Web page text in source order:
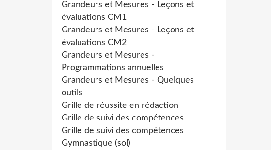
Grandeurs et Mesures - Leçons et
évaluations CM1
Grandeurs et Mesures - Leçons et
évaluations CM2
Grandeurs et Mesures -
Programmations annuelles
Grandeurs et Mesures - Quelques
outils
Grille de réussite en rédaction
Grille de suivi des compétences
Grille de suivi des compétences
Gymnastique (sol)